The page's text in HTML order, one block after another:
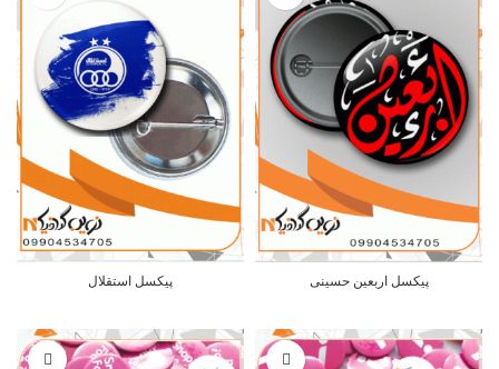
پیکسل اربعین حسینی پیکسل استقلال